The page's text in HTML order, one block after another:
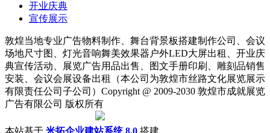
开业庆典
宣传展示
敦煌当地专业广告物料制作、舞台背景板搭建制作公司、会议
场地尺寸图、灯光音响舞美效果器户外LED大屏出租、开业庆
典宣传活动、展览广告用品出售、图文手册印刷、雕刻品销售
安装、会议会展设备出租（本公司为敦煌市丝路文化展览展示
有限责任公司子公司）Copyright @ 2009-2030 敦煌市成就展览
广告有限公司 版权所有